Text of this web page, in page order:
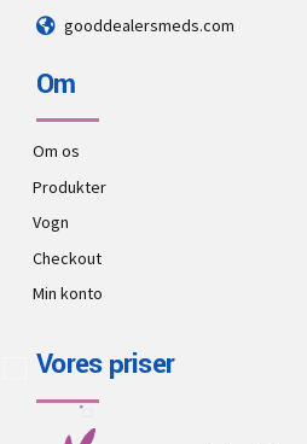
gooddealersmeds.com
Om
Om os
Produkter
Vogn
Checkout
Min konto
Vores priser